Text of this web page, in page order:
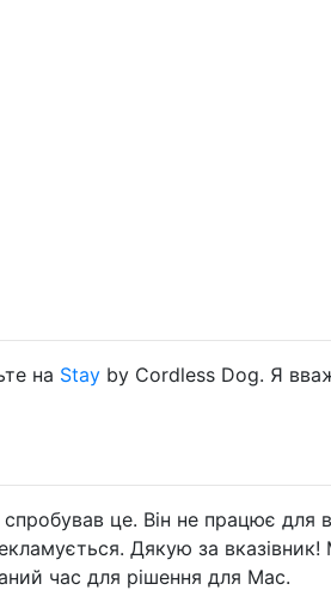
на Stay by Cordless Dog. Я
це. Він не працює для
Дякую за
час для рішення для Mac.